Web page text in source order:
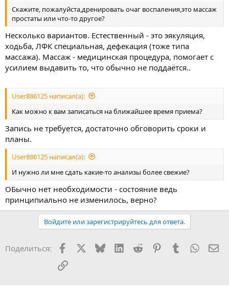
Скажите, пожалуйста,дренировать очаг воспаления,это массаж
простаты или что-то другое?
Несколько вариантов. Естественный - это эякуляция,
ходьба, ЛФК специальная, дефекация (тоже типа
массажа). Массаж - медицинская процедура, помогает с
усилием выдавить то, что обычно не поддаётся..
User886125 написал(а):
Как можно к вам записаться на ближайшее время приема?
Запись не требуется, достаточно обговорить сроки и
планы.
User886125 написал(а):
И нужно ли мне сдать какие-то анализы более свежие?
ОБычно нет необходимости - состояние ведь
принципиально не изменилось, верно?
Войдите или зарегистрируйтесь для ответа.
Поделиться: Facebook BlueskyLinkedIn
Reddit PinterestTumblr
Ссылка